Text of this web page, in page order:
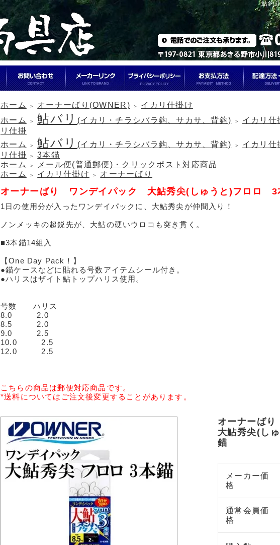
鮎釣
ホーム ＞ オーナーばり(OWNER) ＞
イカリ仕掛け
ホーム
＞ 鮎バリ (イカリ・チラシバラ鈎、サカサ、背鈎) ＞ イカリ仕
リ仕掛
ホーム
＞ 鮎バリ (イカリ・チラシバラ鈎、サカサ、背鈎) ＞ イカリ仕
リ仕掛
＞
3本錨
ホーム
＞
メール便(普通郵便)・クリックポスト対応商品
ホーム
＞ イカリ仕掛け ＞ オーナーばり
オーナーばり ワンデイパック 大鮎秀尖(しゅうと)フロロ 3
1日の使用分が入ったワンデイパックに、大鮎秀尖が仲間入り！
ノンメッキの超鋭先が、大鮎の硬いウロコも突き貫く。
■3本錨14組入
【One Day Pack！】
●錨ケースなどに貼れる号数アイテムシール付き。
●ハリスはザイト鮎トップハリス使用。
号数 ハリス
8.0 2.0
8.5 2.0
9.0 2.5
10.0 2.5
12.0 2.5
こちらの商品は郵便対応商品です。
*送料についてはご注文後変更することがあります。
オーナーば
大鮎秀尖(し
錨
メーカー価
格
通常会員価
格